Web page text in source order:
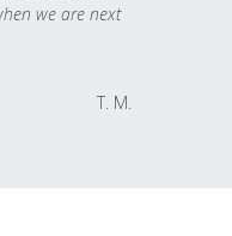
we are next
T. M.